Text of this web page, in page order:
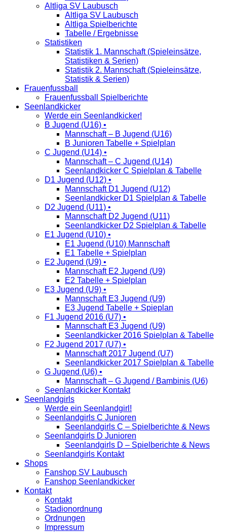
Altliga SV Laubusch
Altliga SV Laubusch
Altliga Spielberichte
Tabelle / Ergebnisse
Statistiken
Statistik 1. Mannschaft (Spieleinsätze,
Statistiken & Serien)
Statistik 2. Mannschaft (Spieleinsätze,
Statistik & Serien)
Frauenfussball
Frauenfussball Spielberichte
Seenlandkicker
Werde ein Seenlandkicker!
B Jugend (U16) •
Mannschaft – B Jugend (U16)
B Junioren Tabelle + Spielplan
C Jugend (U14) •
Mannschaft – C Jugend (U14)
Seenlandkicker C Spielplan & Tabelle
D1 Jugend (U12) •
Mannschaft D1 Jugend (U12)
Seenlandkicker D1 Spielplan & Tabelle
D2 Jugend (U11) •
Mannschaft D2 Jugend (U11)
Seenlandkicker D2 Spielplan & Tabelle
E1 Jugend (U10) •
E1 Jugend (U10) Mannschaft
E1 Tabelle + Spielplan
E2 Jugend (U9) •
Mannschaft E2 Jugend (U9)
E2 Tabelle + Spielplan
E3 Jugend (U9) •
Mannschaft E3 Jugend (U9)
E3 Jugend Tabelle + Spieplan
F1 Jugend 2016 (U7) •
Mannschaft E3 Jugend (U9)
Seenlandkicker 2016 Spielplan & Tabelle
F2 Jugend 2017 (U7) •
Mannschaft 2017 Jugend (U7)
Seenlandkicker 2017 Spielplan & Tabelle
G Jugend (U6) •
Mannschaft – G Jugend / Bambinis (U6)
Seenlandkicker Kontakt
Seenlandgirls
Werde ein Seenlandgirl!
Seenlandgirls C Junioren
Seenlandgirls C – Spielberichte & News
Seenlandgirls D Junioren
Seenlandgirls D – Spielberichte & News
Seenlandgirls Kontakt
Shops
Fanshop SV Laubusch
Fanshop Seenlandkicker
Kontakt
Kontakt
Stadionordnung
Ordnungen
Impressum